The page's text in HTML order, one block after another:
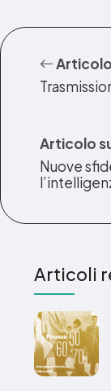
Articolo
Nuove
Articoli